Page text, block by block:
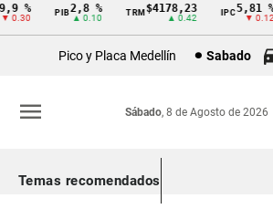
Cintillo
Colombia
% PIB2,8 %
▲ 0.10
TRM$4178,23
▲ 0.42
5,81 %
▼ 0.12
Pico y Placa Medellín Sabado
Sábado, 8 de Agosto de 2026
menu
Temas recomendados